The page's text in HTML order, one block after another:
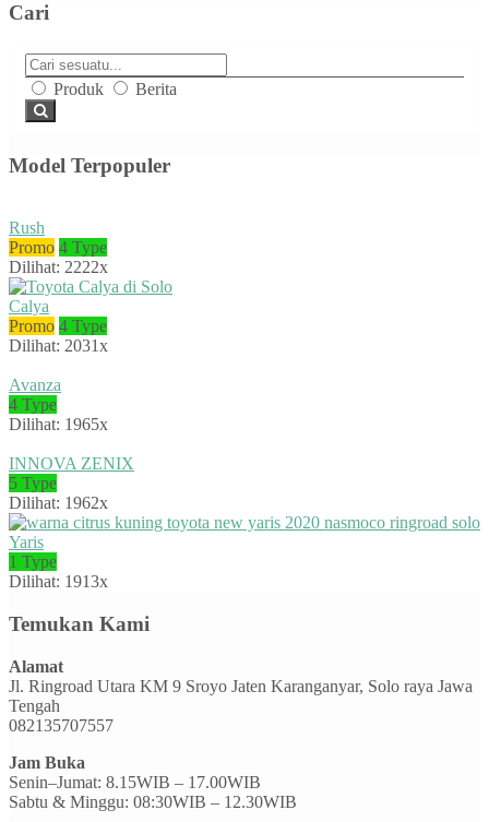
Cari
Produk Berita
Model Terpopuler
Rush
Promo 4 Type
Dilihat: 2222x
Calya
Promo 4 Type
Dilihat: 2031x
Avanza
4 Type
Dilihat: 1965x
INNOVA ZENIX
5 Type
Dilihat: 1962x
Yaris
1 Type
Dilihat: 1913x
Temukan Kami
Alamat
Jl. Ringroad Utara KM 9 Sroyo Jaten Karanganyar, Solo raya Jawa
Tengah
082135707557
Jam Buka
Senin–Jumat: 8.15WIB – 17.00WIB
Sabtu & Minggu: 08:30WIB – 12.30WIB